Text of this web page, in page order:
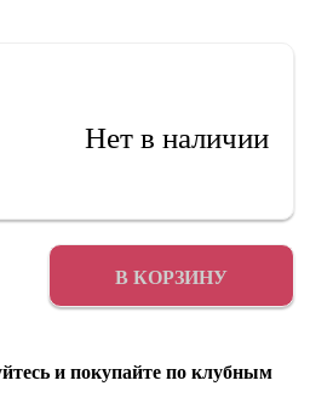
Нет в наличии
В КОРЗИНУ
и покупайте по клубным